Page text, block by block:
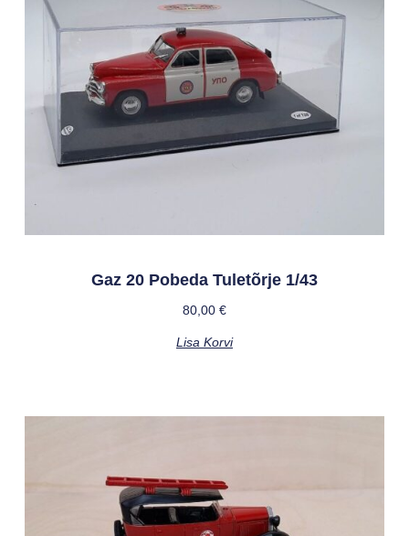
Gaz 20 Pobeda Tuletõrje 1/43
80,00 €
Lisa Korvi